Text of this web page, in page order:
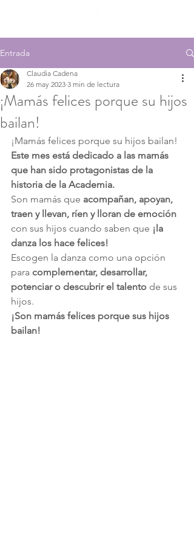
Entrada
¡Mamás felices porque su hijos
bailan!
Claudia Cadena
26 may 2023 3 min de lectura
¡Mamás felices porque su hijos bailan!
Este mes está dedicado a las mamás
que han sido protagonistas de la
historia de la Academia.
Son mamás que acompañan, apoyan,
traen y llevan, ríen y lloran de emoción
con sus hijos cuando saben que ¡la
danza los hace felices!
Escogen la danza como una opción
para complementar, desarrollar,
potenciar o descubrir el talento de sus
hijos.
¡Son mamás felices porque sus hijos
bailan!